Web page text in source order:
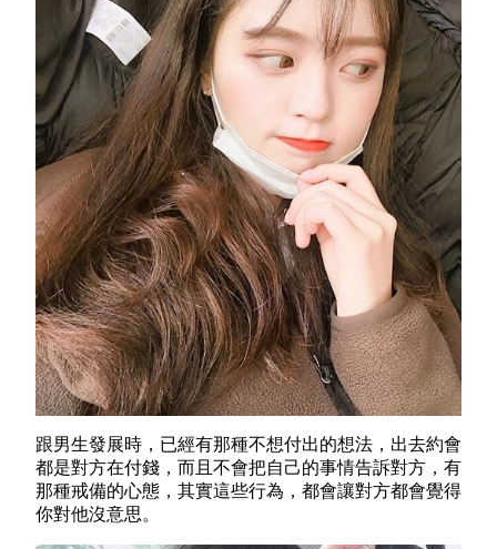
跟男生發展時，已經有那種不想付出的想法，出去約會
都是對方在付錢，而且不會把自己的事情告訴對方，有
那種戒備的心態，其實這些行為，都會讓對方都會覺得
你對他沒意思。